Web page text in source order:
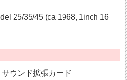
25/35/45 (ca 1968, 1inch 16
ウンド拡張カード